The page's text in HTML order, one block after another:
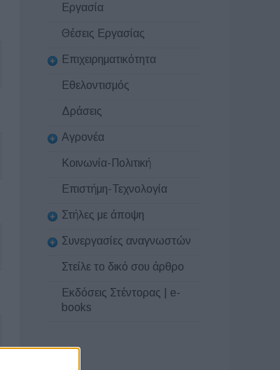
Εργασία
Θέσεις Εργασίας
Επιχειρηματικότητα
Εθελοντισμός
Δράσεις
Αγρονέα
Κοινωνία-Πολιτική
Επιστήμη-Τεχνολογία
Στήλες με άποψη
Συνεργασίες αναγνωστών
Στείλε το δικό σου άρθρο
Εκδόσεις Στέντορας | e-
books